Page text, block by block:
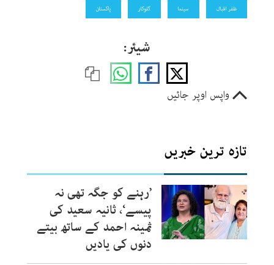
ظفر اقبال سینما گلوکار پاکستان
شیئر:
واپس اوپر جائیں
تازہ ترین خبریں
’رہنے کو جگہ تھی نہ
پیسے‘، ثانیہ سعید کی
ثمینہ احمد کے ساتھ بیتے
دنوں کی یادیں